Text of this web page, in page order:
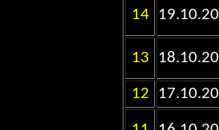
14
13
12